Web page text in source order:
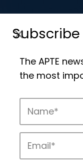
The APTE
the most